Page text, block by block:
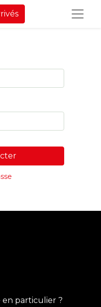
particulier ?